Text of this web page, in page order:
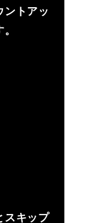
ントアッ
スキップ